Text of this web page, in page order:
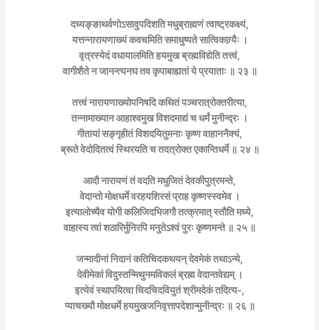
दध्यङ्ङाथर्वणोऽसावुपदिशति मधुब्राह्मणं त्वाष्ट्रकक्ष्यं,
यत्तन्नारायणाख्यं कवचमिति समाधुष्यते सात्विकाग्र्यैः ।
वृत्रस्येदं वधायालमिति हयमुख ब्रह्मविद्येति तत्त्वं,
वागीशैते न जानन्त्यनघ तव कृपाबाह्यतां ये प्रयाताः ॥ २३ ॥
तत्त्वं नारायणाख्योपनिषदि कथितं पञ्चरात्रोक्तरीत्या,
तन्नामाख्यान आहाश्वमुख विशदमाद्यं च धर्मं मुनीन्द्रः ।
गीतायां सङ्गृहीतं विशदयितुमनाः कृष्ण वाहाननैक्यं,
ब्रूते वेदोदितत्वं स्थिरयति च तदत्रोक्त एकान्तिधर्मे ॥ २४ ॥
आदौ नारायणं तं वदति मधुजितं देवकीपुत्रमन्ते,
वेदान्तो मोक्षधर्मे वरहयशिरसं प्राह कृष्णस्स्वमेव ।
इत्यालोच्यैव योगी कलिजिदभिजगौ तत्क्रमात् स्तौति मध्ये,
वाहास्य त्वां शठारिर्मुनिरपि मनुतेऽश्वं पुरः कृष्णमन्ते ॥ २५ ॥
जन्मादीनां निदानं कतिचिदकथयन् देवमेकं तथाऽन्ये,
देवीमेकां विदुस्तन्मिथुनमविकलं ब्रह्म वेदान्तवेद्यम् ।
इत्येवं स्थापयित्वा चिदचिदवियुतं श्रीमदेकं तदित्य-,
प्याचख्यौ मोक्षधर्मे हयमुखजनिवृत्तापदेशान्मुनीन्द्रः ॥ २६ ॥